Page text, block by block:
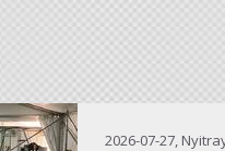
2026-07-27,